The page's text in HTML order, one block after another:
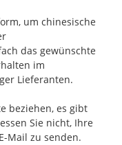
um chinesische
das gewünschte
im
Lieferanten.
beziehen, es gibt
Sie nicht, Ihre
Mail zu senden.